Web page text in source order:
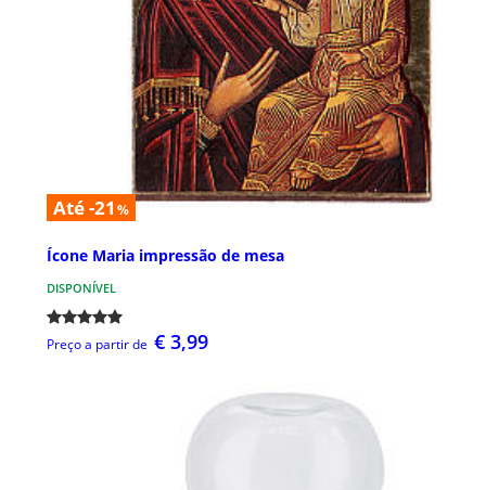
Até -21 %
Ícone Maria impressão de mesa
DISPONÍVEL
Preço a partir de € 3,99